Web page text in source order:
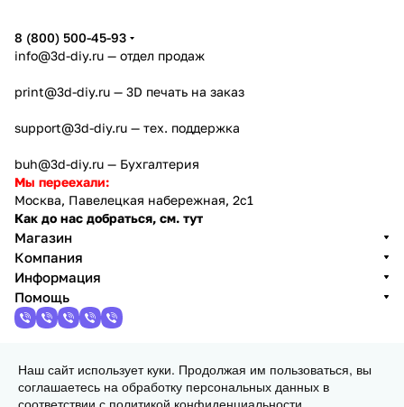
8 (800) 500-45-93
info@3d-diy.ru — отдел продаж
print@3d-diy.ru — 3D печать на заказ
support@3d-diy.ru — тех. поддержка
buh@3d-diy.ru — Бухгалтерия
Мы переехали:
Москва, Павелецкая набережная, 2с1
Как до нас добраться, см. тут
Магазин
Компания
Информация
Помощь
2013 - 2026 © 3DiY (Тридиай) - интернет-магазин
комплектующих для 3D принтеров, ЧПУ станков и
Наш сайт использует куки. Продолжая им пользоваться, вы
соглашаетесь на обработку персональных данных в
соответствии с политикой конфиденциальности